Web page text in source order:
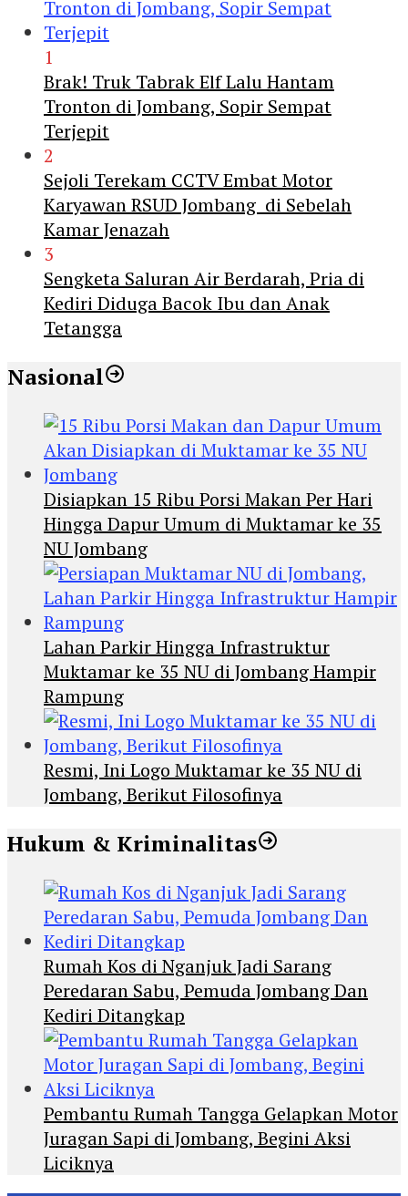
1
Brak! Truk Tabrak Elf Lalu Hantam
Tronton di Jombang, Sopir Sempat
Terjepit
2
Sejoli Terekam CCTV Embat Motor
Karyawan RSUD Jombang di Sebelah
Kamar Jenazah
3
Sengketa Saluran Air Berdarah, Pria di
Kediri Diduga Bacok Ibu dan Anak
Tetangga
Nasional
Disiapkan 15 Ribu Porsi Makan Per Hari
Hingga Dapur Umum di Muktamar ke 35
NU Jombang
Lahan Parkir Hingga Infrastruktur
Muktamar ke 35 NU di Jombang Hampir
Rampung
Resmi, Ini Logo Muktamar ke 35 NU di
Jombang, Berikut Filosofinya
Hukum & Kriminalitas
Rumah Kos di Nganjuk Jadi Sarang
Peredaran Sabu, Pemuda Jombang Dan
Kediri Ditangkap
Pembantu Rumah Tangga Gelapkan Motor
Juragan Sapi di Jombang, Begini Aksi
Liciknya